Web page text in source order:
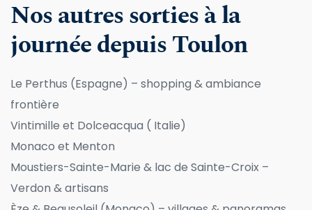
Nos autres sorties à la
journée depuis Toulon
Le Perthus (Espagne) – shopping & ambiance
frontière
Vintimille et Dolceacqua ( Italie)
Monaco et Menton
Moustiers-Sainte-Marie & lac de Sainte-Croix –
Verdon & artisans